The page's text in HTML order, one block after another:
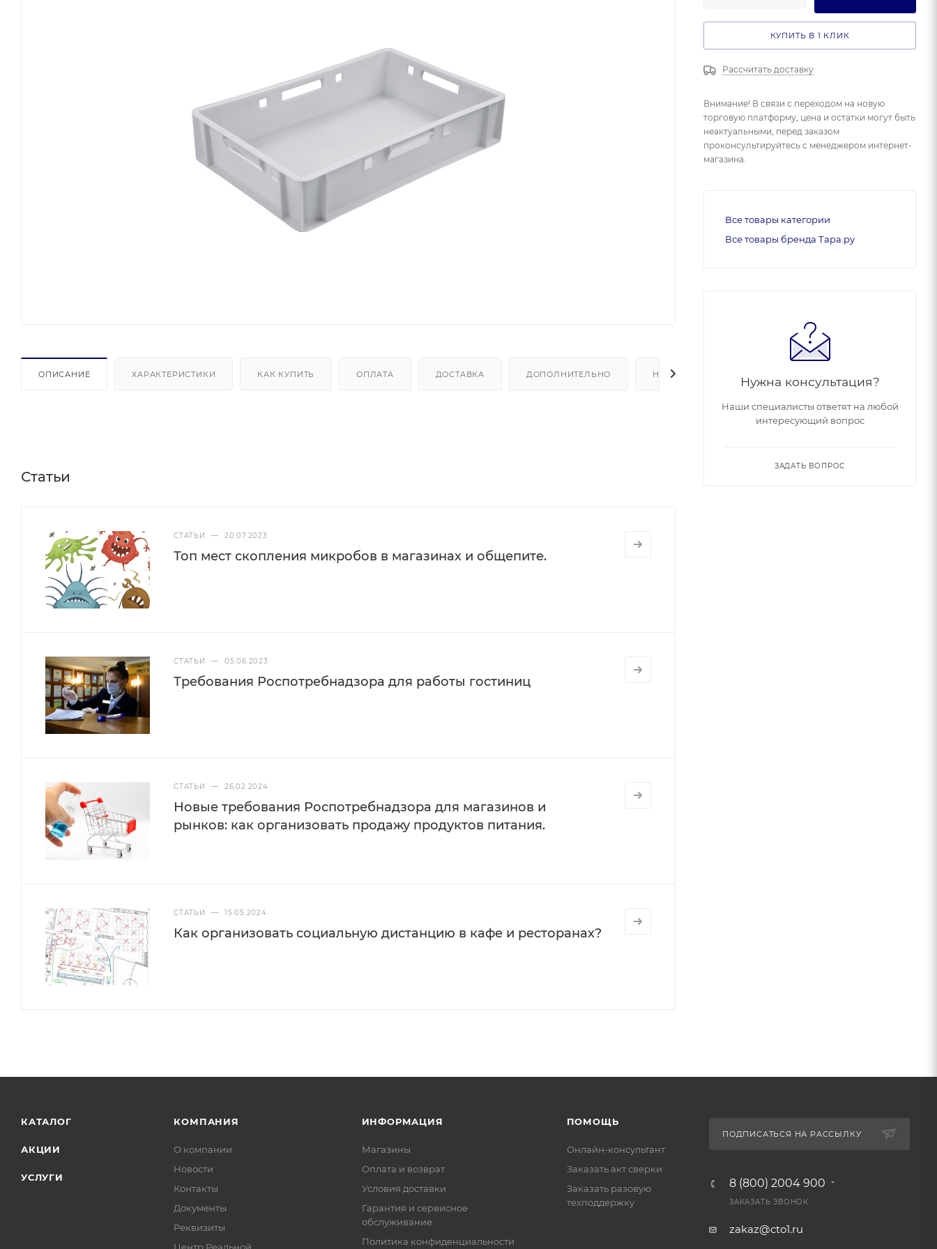
ОПИСАНИЕ ХАРАКТЕРИСТИКИ КАК КУПИТЬ ОПЛАТА ДОСТАВКА ДОПОЛНИТЕЛЬНО НАЛИЧИЕ
Статьи
СТАТЬИ — 20.07.2023
Топ мест скопления микробов в магазинах и общепите.
СТАТЬИ — 05.06.2023
Требования Роспотребнадзора для работы гостиниц
СТАТЬИ — 26.02.2024
Новые требования Роспотребнадзора для магазинов и
рынков: как организовать продажу продуктов питания.
СТАТЬИ — 15.05.2024
Как организовать социальную дистанцию в кафе и ресторанах?
КУПИТЬ В 1 КЛИК
Рассчитать доставку
Внимание! В связи с переходом на новую
торговую платформу, цена и остатки могут быть
неактуальными, перед заказом
проконсультируйтесь с менеджером интернет-
магазина.
Все товары категории
Все товары бренда Тара.ру
Нужна консультация?
Наши специалисты ответят на любой
интересующий вопрос
ЗАДАТЬ ВОПРОС
КАТАЛОГ
АКЦИИ
УСЛУГИ
КОМПАНИЯ
О компании
Новости
Контакты
Документы
Реквизиты
Центр Реальной
ИНФОРМАЦИЯ
Магазины
Оплата и возврат
Условия доставки
Гарантия и сервисное
обслуживание
Политика конфиденциальности
ПОМОЩЬ
Онлайн-консультант
Заказать акт сверки
Заказать разовую
техподдержку
ПОДПИСАТЬСЯ НА РАССЫЛКУ
8 (800) 2004 900
ЗАКАЗАТЬ ЗВОНОК
zakaz@cto1.ru